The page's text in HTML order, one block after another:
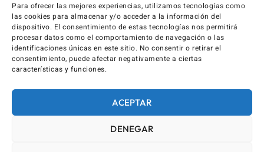
Para ofrecer las mejores experiencias, utilizamos tecnologías como
las cookies para almacenar y/o acceder a la información del
dispositivo. El consentimiento de estas tecnologías nos permitirá
procesar datos como el comportamiento de navegación o las
identificaciones únicas en este sitio. No consentir o retirar el
consentimiento, puede afectar negativamente a ciertas
características y funciones.
ACEPTAR
DENEGAR